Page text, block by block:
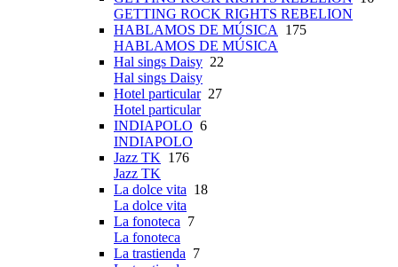
GETTING ROCK RIGHTS REBELION
HABLAMOS DE MÚSICA
175
HABLAMOS DE MÚSICA
Hal sings Daisy 22
Hal sings Daisy
Hotel particular27
Hotel particular
INDIAPOLO 6
INDIAPOLO
Jazz TK 176
Jazz TK
La dolce vita 18
La dolce vita
La fonoteca 7
La fonoteca
La trastienda 7